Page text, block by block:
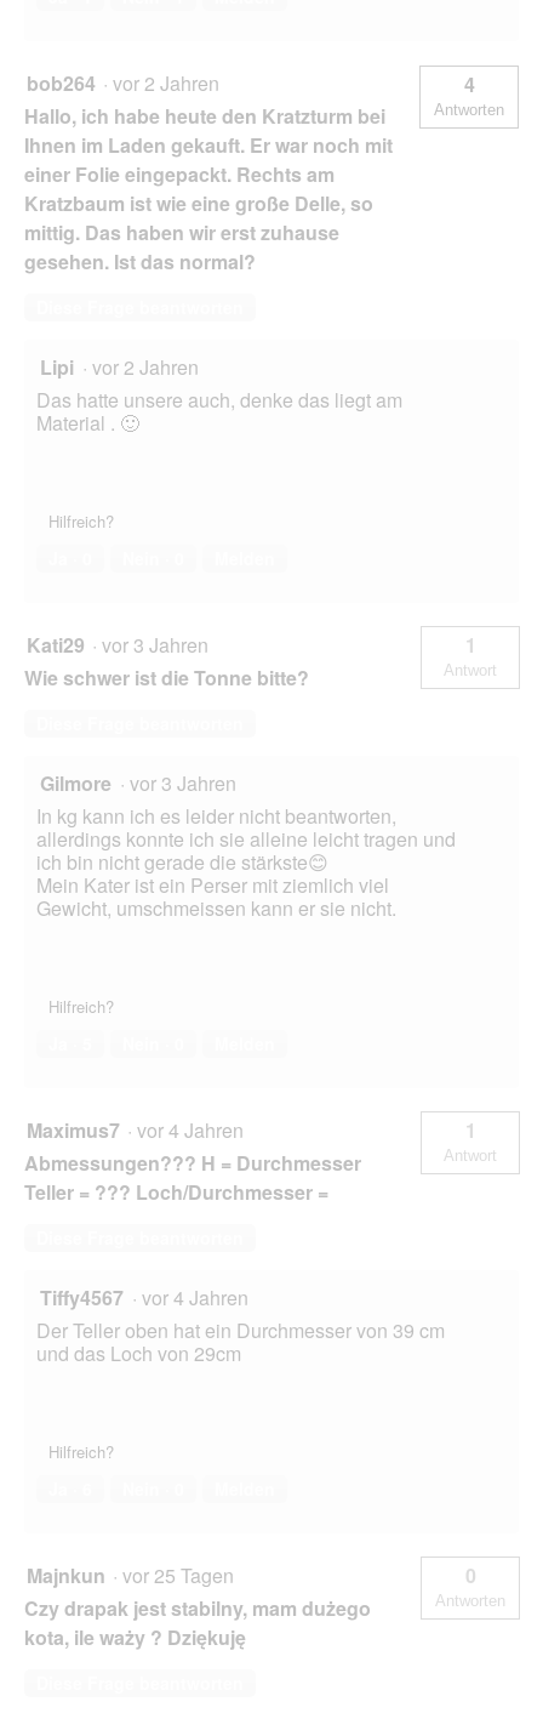
bob264 · vor 2 Jahren
Hallo, ich habe heute den Kratzturm bei
Ihnen im Laden gekauft. Er war noch mit
einer Folie eingepackt. Rechts am
Kratzbaum ist wie eine große Delle, so
mittig. Das haben wir erst zuhause
gesehen. Ist das normal?
4
Antworten
Lipi · vor 2 Jahren
Das hatte unsere auch, denke das liegt am
Material . 🙂
Hilfreich?
Kati29 · vor 3 Jahren
Wie schwer ist die Tonne bitte?
1
Antwort
Gilmore · vor 3 Jahren
In kg kann ich es leider nicht beantworten,
allerdings konnte ich sie alleine leicht tragen und
ich bin nicht gerade die stärkste😊
Mein Kater ist ein Perser mit ziemlich viel
Gewicht, umschmeissen kann er sie nicht.
Hilfreich?
Maximus7 · vor 4 Jahren
Abmessungen??? H = Durchmesser
Teller = ??? Loch/Durchmesser =
1
Antwort
Tiffy4567 · vor 4 Jahren
Der Teller oben hat ein Durchmesser von 39 cm
und das Loch von 29cm
Hilfreich?
Majnkun · vor 25 Tagen
Czy drapak jest stabilny, mam dużego
kota, ile waży ? Dziękuję
0
Antworten